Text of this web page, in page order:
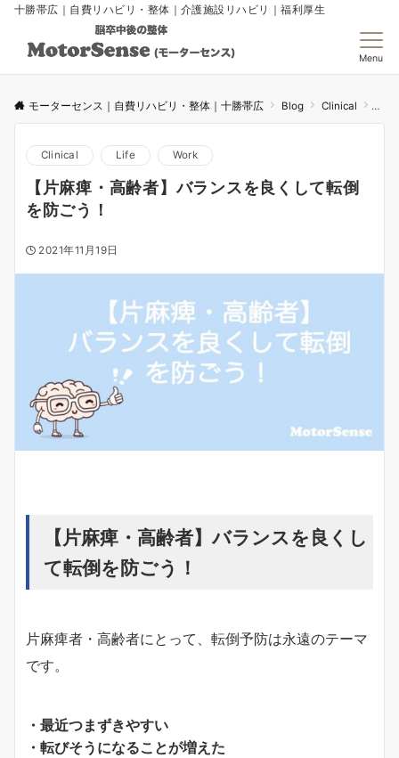
十勝帯広｜自費リハビリ・整体｜介護施設リハビリ｜福利厚生
Menu
モーターセンス｜自費リハビリ・整体｜十勝帯広 Blog Clinical 【片
Clinical Life Work
【片麻痺・高齢者】バランスを良くして転倒
を防ごう！
2021年11月19日
【片麻痺・高齢者】バランスを良くし
て転倒を防ごう！
片麻痺者・高齢者にとって、転倒予防は永遠のテーマ
です。
・最近つまずきやすい
・転びそうになることが増えた